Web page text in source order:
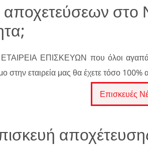
αποχετεύσεων
ΕΠΙΣΚΕΥΩΝ που όλοι
εταιρεία μας θα έχετε τόσο 100%
Επισκευές